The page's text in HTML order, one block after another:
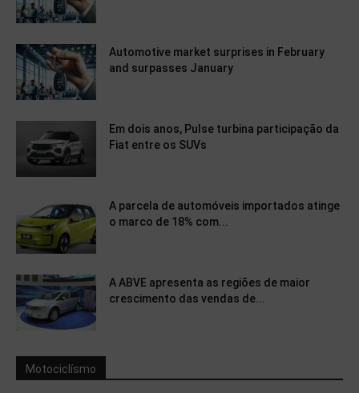
Automotive market surprises in February
and surpasses January
Em dois anos, Pulse turbina participação da
Fiat entre os SUVs
A parcela de automóveis importados atinge
o marco de 18% com...
A ABVE apresenta as regiões de maior
crescimento das vendas de...
Motociclísmo